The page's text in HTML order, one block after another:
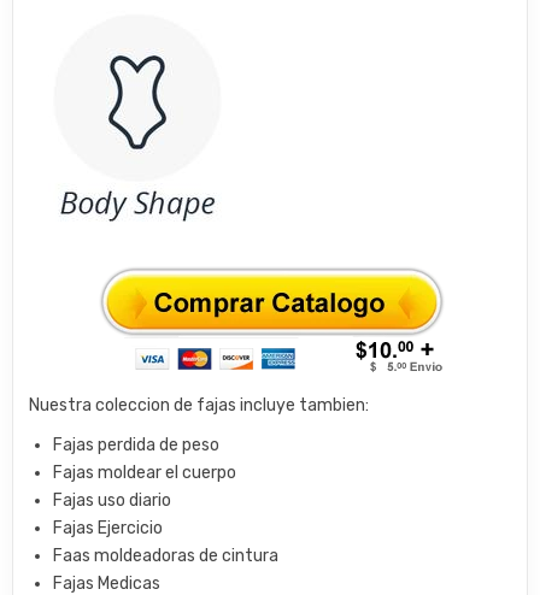
Nuestra coleccion de fajas incluye tambien:
Fajas perdida de peso
Fajas moldear el cuerpo
Fajas uso diario
Fajas Ejercicio
Faas moldeadoras de cintura
Fajas Medicas